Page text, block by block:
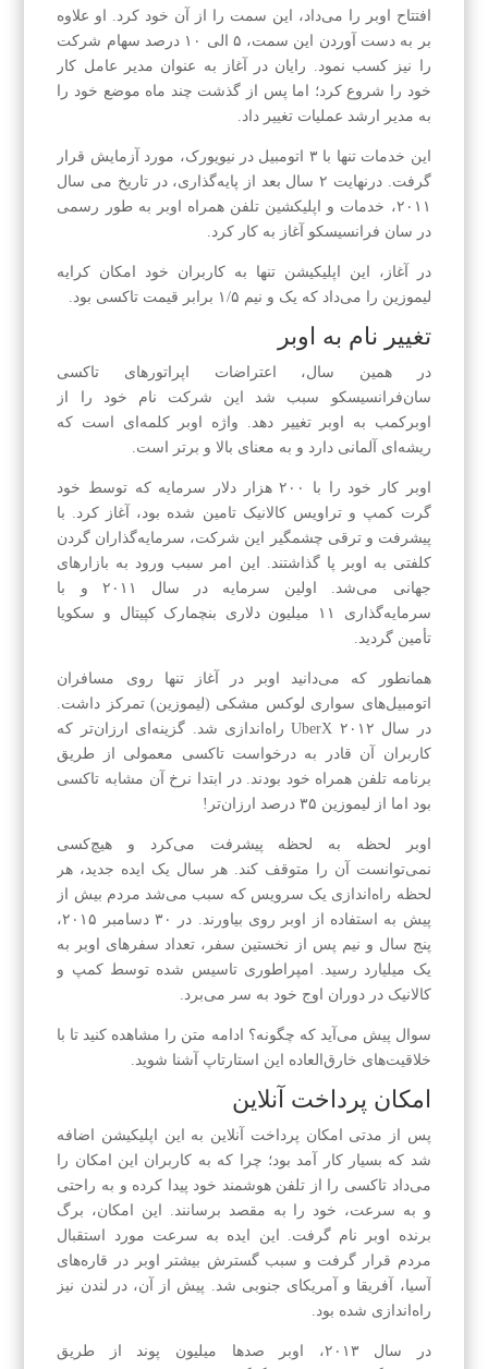
افتتاح اوبر را می‌داد، این سمت را از آن خود کرد. او علاوه
بر به دست آوردن این سمت، ۵ الی ۱۰ درصد سهام شرکت
را نیز کسب نمود. رایان در آغاز به عنوان مدیر عامل کار
خود را شروع کرد؛ اما پس از گذشت چند ماه موضع خود را
به مدیر ارشد عملیات تغییر داد.
این خدمات تنها با ۳ اتومبیل در نیویورک، مورد آزمایش قرار
گرفت. درنهایت ۲ سال بعد از پایه‌گذاری، در تاریخ می سال
۲۰۱۱، خدمات و اپلیکشین تلفن همراه اوبر به طور رسمی
در سان فرانسیسکو آغاز به کار کرد.
در آغاز، این اپلیکیشن تنها به کاربران خود امکان کرایه
لیموزین را می‌داد که یک و نیم ۱/۵ برابر قیمت تاکسی بود.
تغییر نام به اوبر
در همین سال، اعتراضات اپراتورهای تاکسی
سان‌فرانسیسکو سبب شد این شرکت نام خود را از
اوبرکمب به اوبر تغییر دهد. واژه اوبر کلمه‌ای است که
ریشه‌ای آلمانی دارد و به معنای بالا و برتر است.
اوبر کار خود را با ۲۰۰ هزار دلار سرمایه که توسط خود
گرت کمپ و تراویس کالانیک تامین شده بود، آغاز کرد. با
پیشرفت و ترقی چشمگیر این شرکت، سرمایه‌گذاران گردن
کلفتی به اوبر پا گذاشتند. این امر سبب ورود به بازارهای
جهانی می‌شد. اولین سرمایه در سال ۲۰۱۱ و با
سرمایه‌گذاری ۱۱ میلیون دلاری بنچمارک کپیتال و سکویا
تأمین گردید.
همانطور که می‌دانید اوبر در آغاز تنها روی مسافران
اتومبیل‌‌های سواری لوکس مشکی (لیموزین) تمرکز داشت.
در سال ۲۰۱۲ UberX راه‌اندازی شد. گزینه‌‌ای ارزان‌‌تر که
کاربران آن قادر به درخواست تاکسی معمولی از طریق
برنامه تلفن همراه خود بودند. در ابتدا نرخ آن مشابه تاکسی
بود اما از لیموزین ۳۵ درصد ارزان‌‌تر!
اوبر لحظه به لحظه پیشرفت می‌کرد و هیچ‌کسی
نمی‌توانست آن را متوقف کند. هر سال یک ایده جدید، هر
لحظه راه‌اندازی یک سرویس که سبب می‌شد مردم بیش از
پیش به استفاده از اوبر روی بیاورند. در ۳۰ دسامبر ۲۰۱۵،
پنج سال و نیم پس از نخستین سفر، تعداد سفرهای اوبر به
یک میلیارد رسید. امپراطوری تاسیس شده توسط کمپ و
کالانیک در دوران اوج خود به سر می‌برد.
سوال پیش می‌آید که چگونه؟ ادامه متن را مشاهده کنید تا با
خلاقیت‌های خارق‌‌العاده این استارتاپ آشنا شوید.
امکان پرداخت آنلاین
پس از مدتی امکان پرداخت آنلاین به این اپلیکیشن اضافه
شد که بسیار کار آمد بود؛ چرا که به کاربران این امکان را
می‌داد تاکسی را از تلفن هوشمند خود پیدا کرده و به راحتی
و به سرعت، خود را به مقصد برسانند. این امکان، برگ
برنده اوبر نام گرفت. این ایده به سرعت مورد استقبال
مردم قرار گرفت و سبب گسترش بیشتر اوبر در قاره‌های
آسیا، آفریقا و آمریکای جنوبی شد. پیش از آن، در لندن نیز
راه‌اندازی شده بود.
در سال ۲۰۱۳، اوبر صدها میلیون پوند از طریق